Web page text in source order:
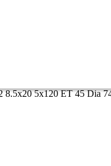
8.5x20 5x120 ET 45 Dia